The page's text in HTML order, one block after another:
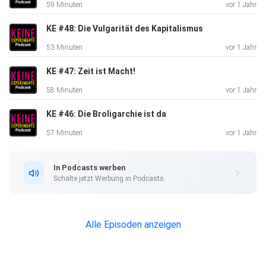
59 Minuten vor 1 Jahr
KE #48: Die Vulgarität des Kapitalismus
53 Minuten vor 1 Jahr
KE #47: Zeit ist Macht!
58 Minuten vor 1 Jahr
KE #46: Die Broligarchie ist da
57 Minuten vor 1 Jahr
In Podcasts werben
Schalte jetzt Werbung in Podcasts.
Alle Episoden anzeigen